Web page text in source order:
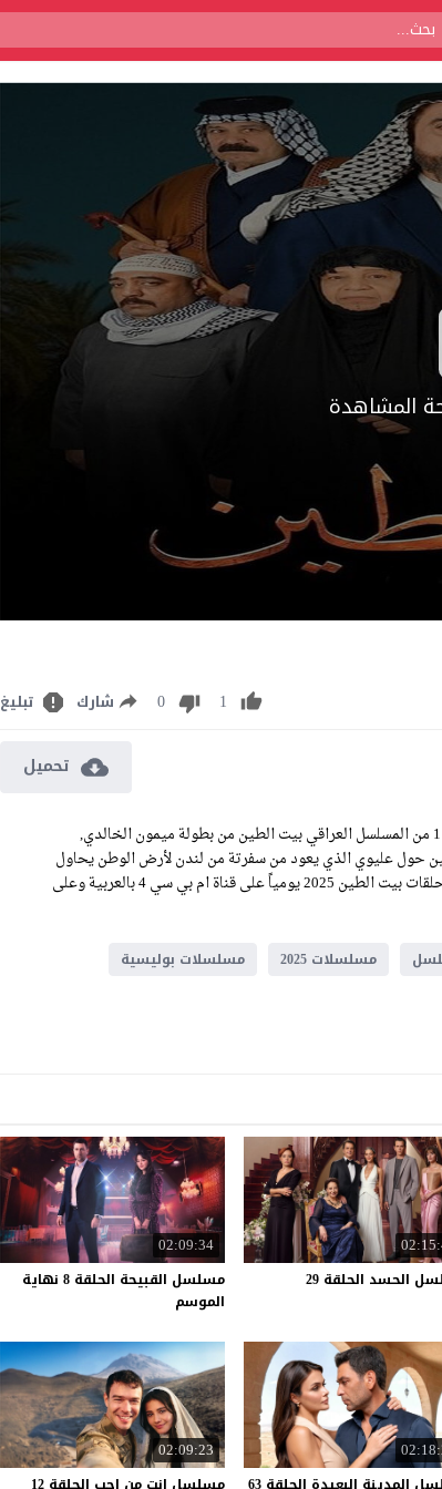
المشاهدة
1
0 شارك تبليغ
تحميل
مشاهدة مسلسل بيت الطين الجزء الخامس الحلقة 1 كاملة رابط تحميل الحلقة 1 من المسلسل العراقي بيت الطين من بطولة ميمون الخالدي,
حول عليوي الذي يعود من سفرتة من لندن لأرض الوطن يحاول
الالتقاء بوالدتة الا ان الشرطة تحول بينة وبين امة بسبب مطاردتها له, وتعرض حلقات بيت الطين 2025 يومياً على قناة ام بي سي 4 بالعربية وعلى
مسلسلات 2025
مسلسلات بوليسية
الحسد الحلقة 29
02:09:34
مسلسل القبيحة الحلقة 8 نهاية
الموسم
02:09:23